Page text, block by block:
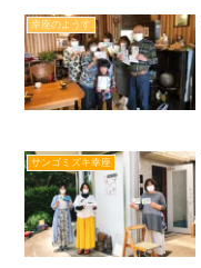
幸座のようす
サンゴミズキ幸座